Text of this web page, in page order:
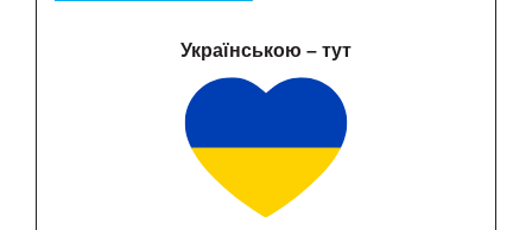
Українською – тут